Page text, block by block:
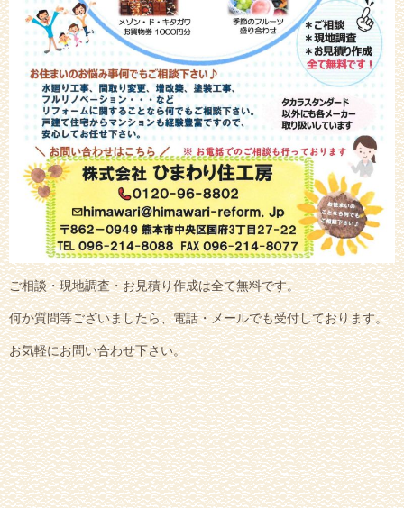
ご相談・現地調査・お見積り作成は全て無料です。
何か質問等ございましたら、電話・メールでも受付しております。
お気軽にお問い合わせ下さい。